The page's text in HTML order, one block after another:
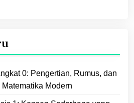
0: Pengertian, Rumus, dan
Modern